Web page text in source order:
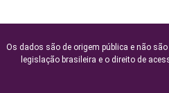
Os dados são de origem pública e não
legislação brasileira e o direito de